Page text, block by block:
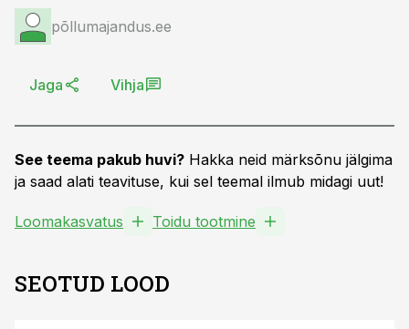
põllumajandus.ee
Jaga Vihja
See teema pakub huvi? Hakka neid märksõnu jälgima
ja saad alati teavituse, kui sel teemal ilmub midagi uut!
Loomakasvatus Toidu tootmine
SEOTUD LOOD